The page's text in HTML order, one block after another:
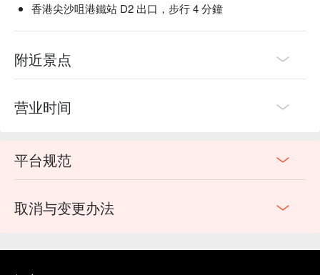
香港尖沙咀港鐵站 D2 出口，步行 4 分鐘
附近景点
营业时间
平台规范
取消与变更办法